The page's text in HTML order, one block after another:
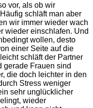
vor, als ob wir
schläft man aber
wir immer wieder wach
wieder einschlafen. Und
wollen, desto
einer Seite auf die
schläft der Partner
gerade Frauen sind
die doch leichter in den
Stress weniger
sehr unglücklicher
wieder